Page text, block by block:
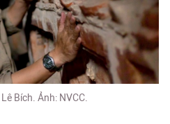
Bích. Ảnh: NVCC.